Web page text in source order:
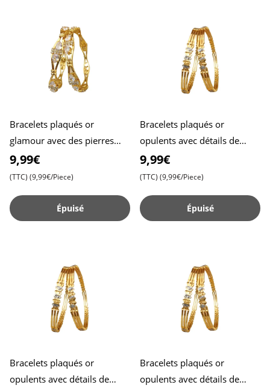
Bracelets plaqués or
glamour avec des pierres
grandes et petites - Faites
sensation à chaque événeme
9,99€
(TTC) (9,99€/Piece)
Épuisé
Bracelets plaqués or
opulents avec détails de
design étincelants - Lot de 2 ,
Taille 2.2 , Redéfinit
9,99€
(TTC) (9,99€/Piece)
Épuisé
Bracelets plaqués or
opulents avec détails de
Bracelets plaqués or
opulents avec détails de